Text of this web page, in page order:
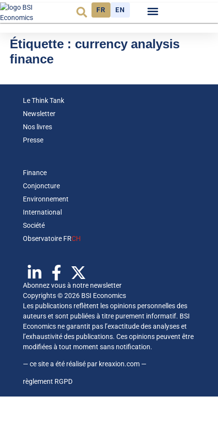
FR EN
Étiquette : currency analysis
finance
Le Think Tank
Newsletter
Nos livres
Presse
Finance
Conjoncture
Environnement
International
Société
Observatoire FRCH
Abonnez vous à notre newsletter
Copyrights © 2026 BSI Economics
Les publications reflètent les opinions personnelles des
auteurs et sont publiées à titre purement informatif. BSI
Economics ne garantit pas l’exactitude des analyses et
l’exhaustivité des publications. Ces opinions peuvent être
modifiées à tout moment sans notification.
— ce site a été réalisé par kreaxion.com —
règlement RGPD